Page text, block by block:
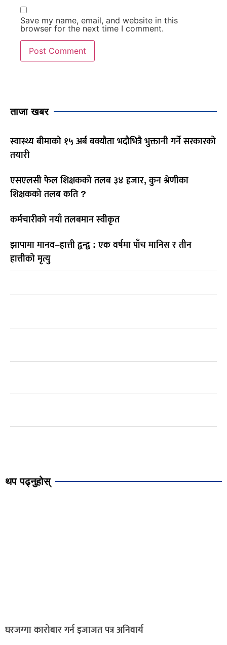
Save my name, email, and website in this
browser for the next time I comment.
ताजा खबर
स्वास्थ्य बीमाको १५ अर्ब बक्यौता भदौभित्रै भुक्तानी गर्ने सरकारको
तयारी
एसएलसी फेल शिक्षकको तलब ३४ हजार, कुन श्रेणीका
शिक्षकको तलब कति ?
कर्मचारीको नयाँ तलबमान स्वीकृत
झापामा मानव–हात्ती द्वन्द्व : एक वर्षमा पाँच मानिस र तीन
हात्तीको मृत्यु
थप पढ्नुहोस्
घरजग्गा कारोबार गर्न इजाजत पत्र अनिवार्य